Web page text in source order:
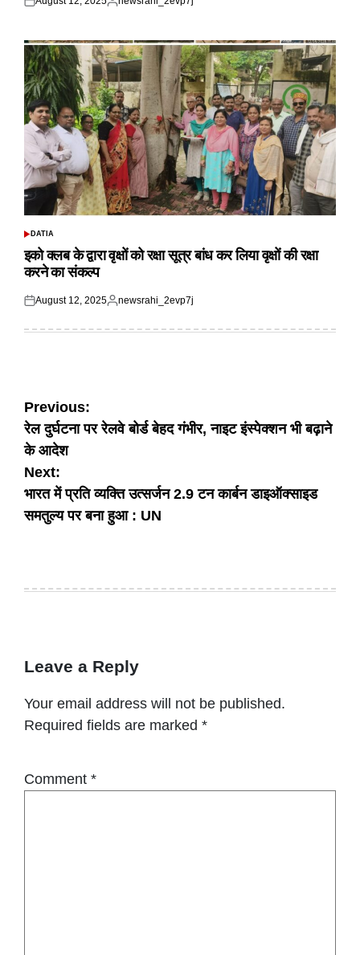
Posted
Posted
POSTED
DATIA
इको क्लब के द्वारा वृक्षों को रक्षा सूत्र बांध कर लिया वृक्षों की रक्षा
करने का संकल्प
Posted
August 12, 2025
Posted
newsrahi_2evp7j
Post
navigation
Previous:
रेल दुर्घटना पर रेलवे बोर्ड बेहद गंभीर, नाइट इंस्पेक्शन भी बढ़ाने
के आदेश
Next:
भारत में प्रति व्यक्ति उत्सर्जन 2.9 टन कार्बन डाइऑक्साइड
समतुल्य पर बना हुआ : UN
Leave a Reply
Your email address will not be published.
Required fields are marked *
Comment *